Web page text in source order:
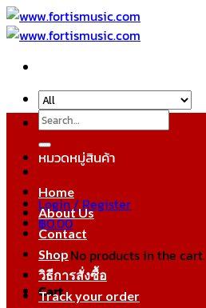
Skip
to
Search
for:
Login / Register
฿0.00
No products in the cart.
Cart
หมวดหมู่สินค้า
Home
About Us
Contact
Shop
วิธีการสั่งซื้อ
Track your order